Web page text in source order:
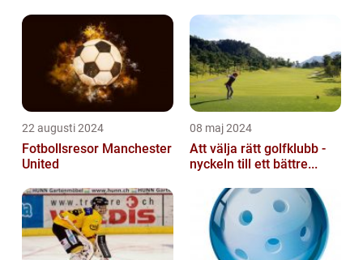
22 augusti 2024
Fotbollsresor Manchester
United
08 maj 2024
Att välja rätt golfklubb -
nyckeln till ett bättre...